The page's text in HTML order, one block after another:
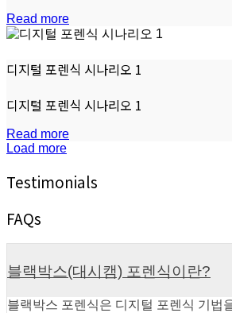
Read more
디지털 포렌식 시나리오 1
디지털 포렌식 시나리오 1
Read more
Load more
Testimonials
FAQs
블랙박스(대시캠) 포렌식이란?
블랙박스 포렌식은 디지털 포렌식 기법